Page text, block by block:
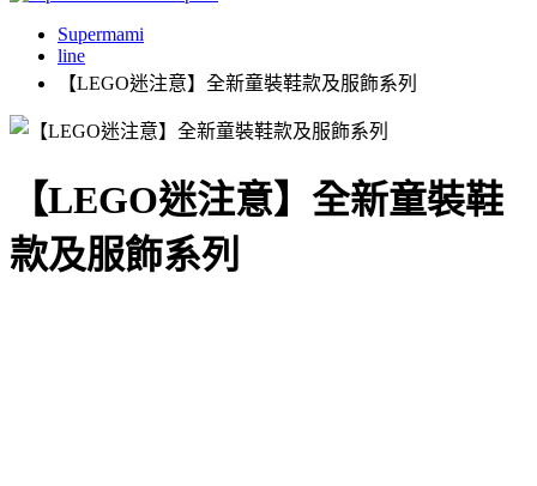
Supermami
line
【LEGO迷注意】全新童裝鞋款及服飾系列
【LEGO迷注意】全新童裝鞋
款及服飾系列